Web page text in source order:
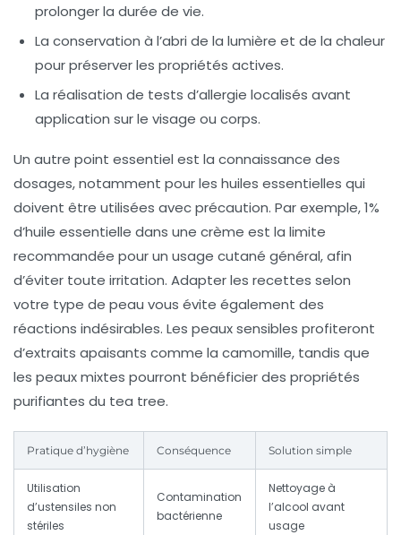
prolonger la durée de vie.
La conservation à l’abri de la lumière et de la chaleur
pour préserver les propriétés actives.
La réalisation de tests d’allergie localisés avant
application sur le visage ou corps.
Un autre point essentiel est la connaissance des
dosages, notamment pour les huiles essentielles qui
doivent être utilisées avec précaution. Par exemple, 1%
d’huile essentielle dans une crème est la limite
recommandée pour un usage cutané général, afin
d’éviter toute irritation. Adapter les recettes selon
votre type de peau vous évite également des
réactions indésirables. Les peaux sensibles profiteront
d’extraits apaisants comme la camomille, tandis que
les peaux mixtes pourront bénéficier des propriétés
purifiantes du tea tree.
Pratique d’hygiène Conséquence Solution simple
Utilisation
d’ustensiles non
stériles
Contamination
bactérienne
Nettoyage à
l’alcool avant
usage